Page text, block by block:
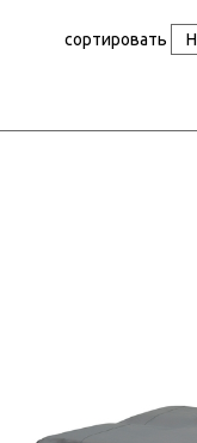
сортировать